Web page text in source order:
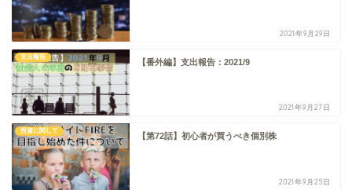
2021年9月29日
支出報告
【番外編】支出報告：2021/9
2021年9月27日
投資に関して
【第72話】初心者が買うべき個別株
2021年9月25日